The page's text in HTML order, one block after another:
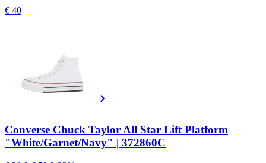
€ 40
Converse Chuck Taylor All Star Lift Platform
"White/Garnet/Navy" | 372860C